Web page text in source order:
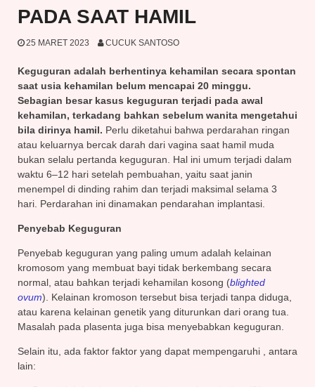
PADA SAAT HAMIL
25 MARET 2023 CUCUK SANTOSO
Keguguran adalah berhentinya kehamilan secara spontan
saat usia kehamilan belum mencapai 20 minggu.
Sebagian besar kasus keguguran terjadi pada awal
kehamilan, terkadang bahkan sebelum wanita mengetahui
bila dirinya hamil. Perlu diketahui bahwa perdarahan ringan
atau keluarnya bercak darah dari vagina saat hamil muda
bukan selalu pertanda keguguran. Hal ini umum terjadi dalam
waktu 6–12 hari setelah pembuahan, yaitu saat janin
menempel di dinding rahim dan terjadi maksimal selama 3
hari. Perdarahan ini dinamakan pendarahan implantasi.
Penyebab Keguguran
Penyebab keguguran yang paling umum adalah kelainan
kromosom yang membuat bayi tidak berkembang secara
normal, atau bahkan terjadi kehamilan kosong (blighted
ovum). Kelainan kromoson tersebut bisa terjadi tanpa diduga,
atau karena kelainan genetik yang diturunkan dari orang tua.
Masalah pada plasenta juga bisa menyebabkan keguguran.
Selain itu, ada faktor faktor yang dapat mempengaruhi , antara
lain: